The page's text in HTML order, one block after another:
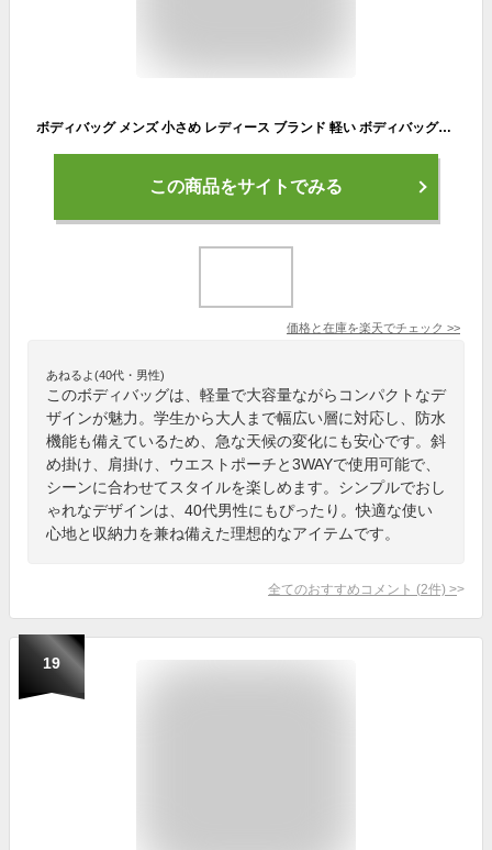
ボディバッグ メンズ 小さめ レディース ブランド 軽い ボディバッグメンズ 軽量 大容量 ボディーバッグ 学生 防水 肩掛けバッグ 斜め掛けバッグ 大人 ショルダーバッグ 40代 斜めがけ ウエストポーチ おしゃれ かっこいい ポーチ
この商品をサイトでみる
価格と在庫を楽天でチェック >>
あねるよ(40代・男性)
このボディバッグは、軽量で大容量ながらコンパクトなデ
ザインが魅力。学生から大人まで幅広い層に対応し、防水
機能も備えているため、急な天候の変化にも安心です。斜
め掛け、肩掛け、ウエストポーチと3WAYで使用可能で、
シーンに合わせてスタイルを楽しめます。シンプルでおし
ゃれなデザインは、40代男性にもぴったり。快適な使い
心地と収納力を兼ね備えた理想的なアイテムです。
全てのおすすめコメント (2件) >
19